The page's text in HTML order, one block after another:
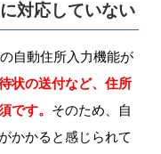
対応していない
自動住所入力機能が
状の送付など、住所
です。 そのため、自
かかると感じられて